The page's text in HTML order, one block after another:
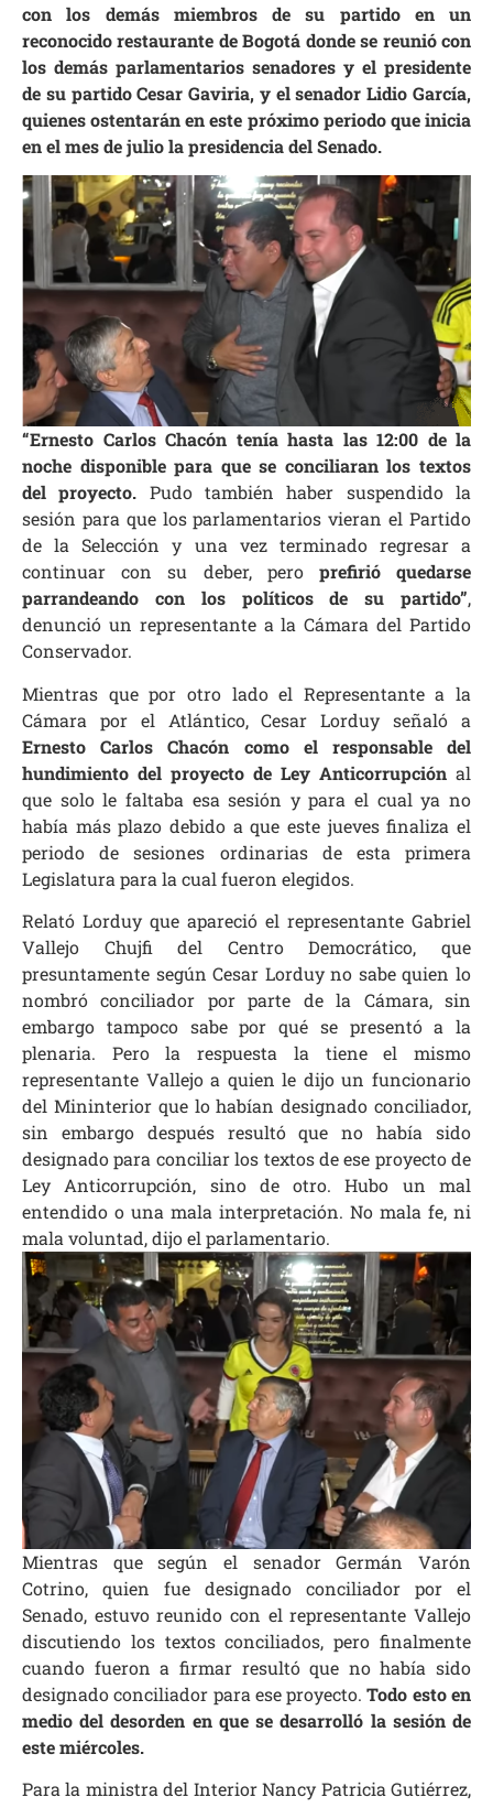
con los demás miembros de su partido en un
reconocido restaurante de Bogotá donde se reunió con
los demás parlamentarios senadores y el presidente
de su partido Cesar Gaviria, y el senador Lidio García,
quienes ostentarán en este próximo periodo que inicia
en el mes de julio la presidencia del Senado.
“Ernesto Carlos Chacón tenía hasta las 12:00 de la
noche disponible para que se conciliaran los textos
del proyecto. Pudo también haber suspendido la
sesión para que los parlamentarios vieran el Partido
de la Selección y una vez terminado regresar a
continuar con su deber, pero prefirió quedarse
parrandeando con los políticos de su partido”,
denunció un representante a la Cámara del Partido
Conservador.
Mientras que por otro lado el Representante a la
Cámara por el Atlántico, Cesar Lorduy señaló a
Ernesto Carlos Chacón como el responsable del
hundimiento del proyecto de Ley Anticorrupción al
que solo le faltaba esa sesión y para el cual ya no
había más plazo debido a que este jueves finaliza el
periodo de sesiones ordinarias de esta primera
Legislatura para la cual fueron elegidos.
Relató Lorduy que apareció el representante Gabriel
Vallejo Chujfi del Centro Democrático, que
presuntamente según Cesar Lorduy no sabe quien lo
nombró conciliador por parte de la Cámara, sin
embargo tampoco sabe por qué se presentó a la
plenaria. Pero la respuesta la tiene el mismo
representante Vallejo a quien le dijo un funcionario
del Mininterior que lo habían designado conciliador,
sin embargo después resultó que no había sido
designado para conciliar los textos de ese proyecto de
Ley Anticorrupción, sino de otro. Hubo un mal
entendido o una mala interpretación. No mala fe, ni
mala voluntad, dijo el parlamentario.
Mientras que según el senador Germán Varón
Cotrino, quien fue designado conciliador por el
Senado, estuvo reunido con el representante Vallejo
discutiendo los textos conciliados, pero finalmente
cuando fueron a firmar resultó que no había sido
designado conciliador para ese proyecto.Todo esto en
medio del desorden en que se desarrolló la sesión de
este miércoles.
Para la ministra del Interior Nancy Patricia Gutiérrez,